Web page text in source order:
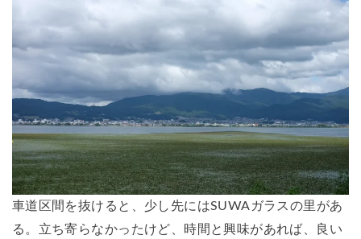
車道区間を抜けると、少し先にはSUWAガラスの里があ
る。立ち寄らなかったけど、時間と興味があれば、良い